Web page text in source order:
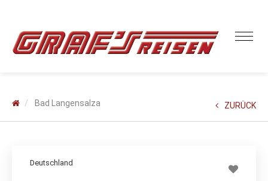
Bad Langensalza ZURÜCK
Deutschland